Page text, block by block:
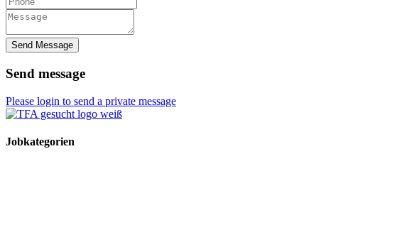
Send Message
Send message
Please login to send a private message
Jobkategorien